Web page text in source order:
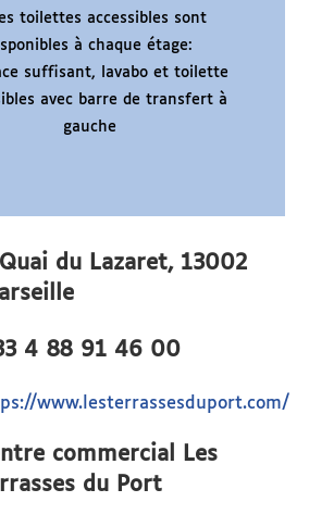
toilettes accessibles sont
à chaque étage:
suffisant, lavabo et toilette
avec barre de transfert à
gauche
du Lazaret, 13002
4 88 91 46 00
www.lesterrassesduport.com/
commercial Les
du Port